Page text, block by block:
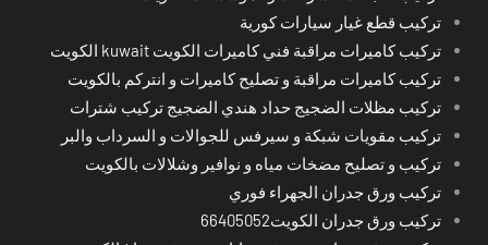
تركيب قطع غيار سيارات كورية
تركيب كاميرات مراقبة فني كاميرات الكويت kuwait الكويت
تركيب كاميرات مراقبة و تصليح كاميرات و انتركم بالكويت
تركيب مظلات الضجيج حداد هندي الضجيج تركيب شترات
تركيب مقويات شبكة و سيرفس للجوالات و السرداب والبر
تركيب و تصليح مضخات مياه و نوافير وشلالات بالكويت
تركيب ورق جدران الجهراء فوري
تركيب ورق جدران الكويت66405052